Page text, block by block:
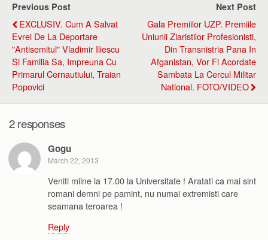
Previous Post
EXCLUSIV. Cum A Salvat
Evrei De La Deportare
"antisemitul" Vladimir Iliescu
Si Familia Sa, Impreuna Cu
Primarul Cernautiului, Traian
Popovici
Next Post
Gala Premiilor UZP. Premiile
Uniunii Ziaristilor Profesionisti,
Din Transnistria Pana In
Afganistan, Vor Fi Acordate
Sambata La Cercul Militar
National. FOTO/VIDEO
2 responses
Gogu
March 22, 2013
Veniti miine la 17.00 la Universitate ! Aratati ca mai sint
romani demni pe pamint, nu numai extremisti care
seamana teroarea !
Reply